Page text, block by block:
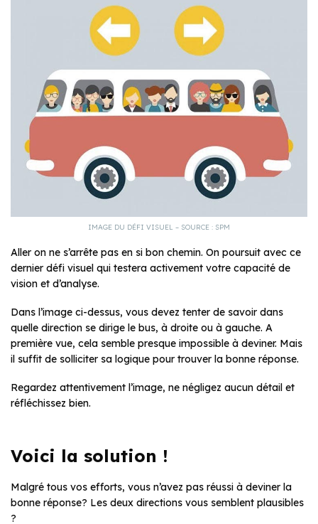
IMAGE DU DÉFI VISUEL – SOURCE : SPM
Aller on ne s’arrête pas en si bon chemin. On poursuit avec ce
dernier défi visuel qui testera activement votre capacité de
vision et d’analyse.
Dans l’image ci-dessus, vous devez tenter de savoir dans
quelle direction se dirige le bus, à droite ou à gauche. A
première vue, cela semble presque impossible à deviner. Mais
il suffit de solliciter sa logique pour trouver la bonne réponse.
Regardez attentivement l’image, ne négligez aucun détail et
réfléchissez bien.
Voici la solution !
Malgré tous vos efforts, vous n’avez pas réussi à deviner la
bonne réponse? Les deux directions vous semblent plausibles
?